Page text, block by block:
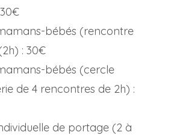
bébés (rencontre
: 30€
bébés (cercle
de 4 rencontres de 2h) :
de portage (2 à